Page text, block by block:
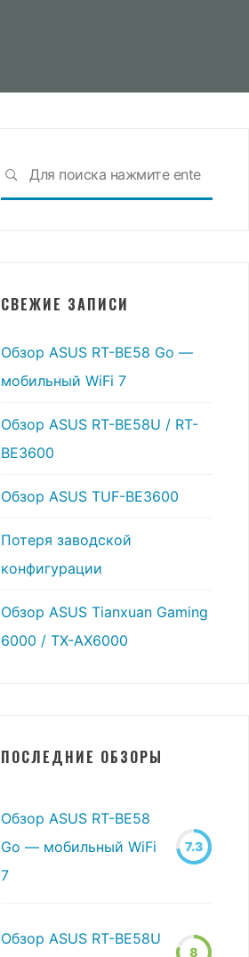
ПОИСК
СВЕЖИЕ ЗАПИСИ
Обзор ASUS RT-BE58 Go —
мобильный WiFi 7
Обзор ASUS RT-BE58U / RT-
BE3600
Обзор ASUS TUF-BE3600
Потеря заводской
конфигурации
Обзор ASUS Tianxuan Gaming
6000 / TX-AX6000
ПОСЛЕДНИЕ ОБЗОРЫ
Обзор ASUS RT-BE58
Go — мобильный WiFi
7
7.3
Обзор ASUS RT-BE58U
8